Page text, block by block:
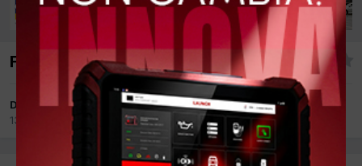
Ferie
Da fabien
13 Agosto 2017
Off-Topic